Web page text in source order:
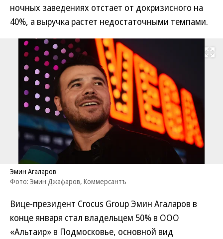
ночных заведениях отстает от докризисного на
40%, а выручка растет недостаточными темпами.
Развернуть
Эмин Агаларов
Фото: Эмин Джафаров, Коммерсантъ
Вице-президент Crocus Group Эмин Агаларов в
конце января стал владельцем 50% в ООО
«Альтаир» в Подмосковье, основной вид